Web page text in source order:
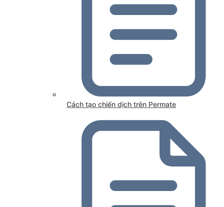
Cách tạo chiến dịch trên Permate